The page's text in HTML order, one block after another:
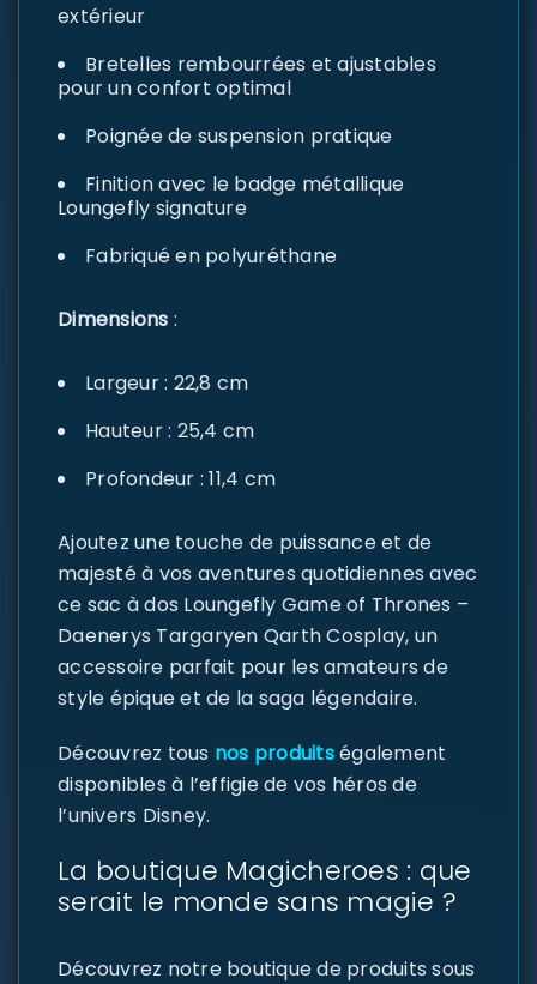
extérieur
Bretelles rembourrées et ajustables
pour un confort optimal
Poignée de suspension pratique
Finition avec le badge métallique
Loungefly signature
Fabriqué en polyuréthane
Dimensions :
Largeur : 22,8 cm
Hauteur : 25,4 cm
Profondeur : 11,4 cm
Ajoutez une touche de puissance et de
majesté à vos aventures quotidiennes avec
ce sac à dos Loungefly Game of Thrones –
Daenerys Targaryen Qarth Cosplay, un
accessoire parfait pour les amateurs de
style épique et de la saga légendaire.
Découvrez tous nos produitségalement
disponibles à l’effigie de vos héros de
l’univers Disney.
La boutique Magicheroes : que
serait le monde sans magie ?
Découvrez notre boutique de produits sous